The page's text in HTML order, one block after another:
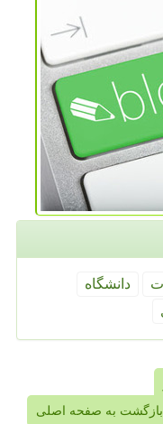
دانشگاه
بازگشت به صفحه اصلی